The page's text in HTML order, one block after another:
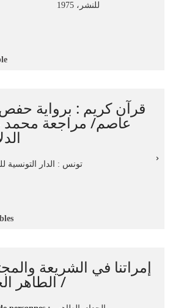
للنشر، 1975
قرآن كريم : برواية
عاصم/ مراجعة محمد
تونس : الدار التونسية
إمراتنا في الشريعة
/ الطاهر